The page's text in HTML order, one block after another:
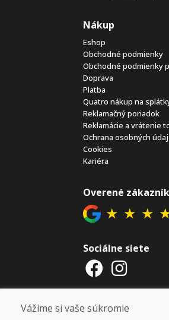
Nákup
Eshop
Obchodné podmienky
Obchodné podmienky
Doprava
Platba
Quatro nákup na
Reklamačný poriadok
Reklamácie a vrátenie
Ochrana osobných
Cookies
Kariéra
Overené
★ ★ ★
Sociálne siete
Otváracie hodiny
Vážime si vaše súkromie